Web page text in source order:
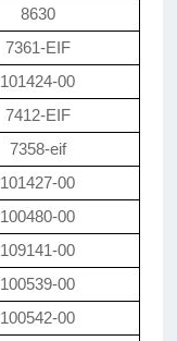
8630
7361-EIF
101424-00
7412-EIF
7358-eif
101427-00
100480-00
109141-00
100539-00
100542-00